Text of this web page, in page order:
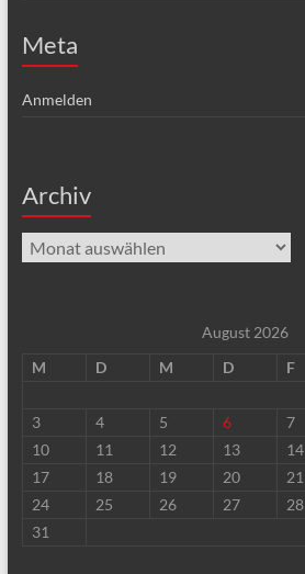
Meta
Anmelden
Archiv
Archiv
August 2026
M
D M D F
3
4 5 6 7
10
11 12 13 14
17
18 19 20 21
24
25 26 27 28
31